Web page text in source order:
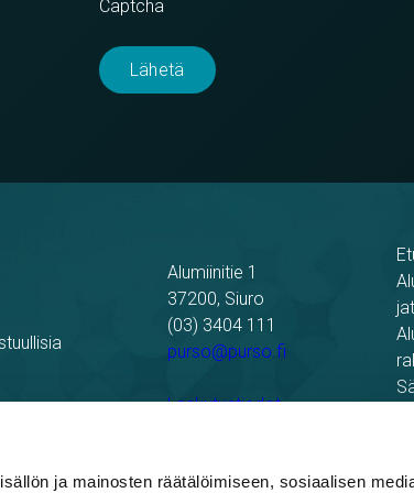
ja mainosten räätälöimiseen, sosiaalisen
Captcha
Alumiinitie 1
37200, Siuro
(03) 3404 111
purso@purso.fi
Laskutustiedot